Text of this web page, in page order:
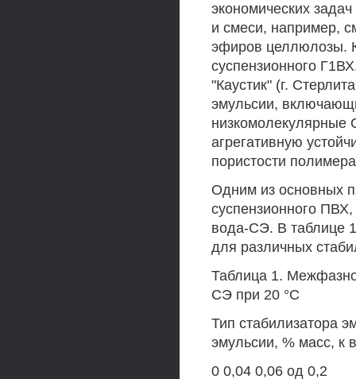
экономических
и смеси, например,
эфиров целлюлозы.
суспензионного
"Каустик" (г.
эмульсии,
агрегативную
пористости
Одним из основных
суспензионного
вода-СЭ. В таблице
для различных
Таблица 1.
СЭ при 20 °С
Тип стабилизатора
эмульсии, % масс, к
0 0,04 0,06 од 0,2